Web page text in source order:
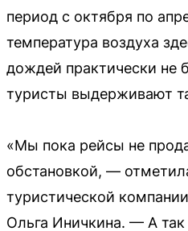
период с октября по
температура воздуха
дождей практически не
туристы выдерживают
«Мы пока рейсы не
обстановкой, —
туристической
Ольга Иничкина. — А так